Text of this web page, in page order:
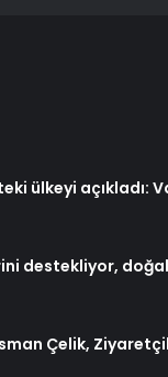
ülkeyi açıkladı:
destekliyor,
Çelik,